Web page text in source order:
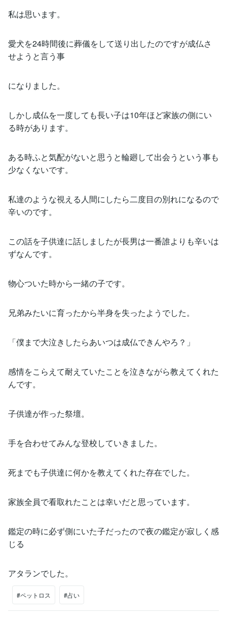
私は思います。
愛犬を24時間後に葬儀をして送り出したのですが成仏さ
せようと言う事
になりました。
しかし成仏を一度しても長い子は10年ほど家族の側にい
る時があります。
ある時ふと気配がないと思うと輪廻して出会うという事も
少なくないです。
私達のような視える人間にしたら二度目の別れになるので
辛いのです。
この話を子供達に話しましたが長男は一番誰よりも辛いは
ずなんです。
物心ついた時から一緒の子です。
兄弟みたいに育ったから半身を失ったようでした。
「僕まで大泣きしたらあいつは成仏できんやろ？」
感情をこらえて耐えていたことを泣きながら教えてくれた
んです。
子供達が作った祭壇。
手を合わせてみんな登校していきました。
死までも子供達に何かを教えてくれた存在でした。
家族全員で看取れたことは幸いだと思っています。
鑑定の時に必ず側にいた子だったので夜の鑑定が寂しく感
じる
アタランでした。
#ペットロス #占い